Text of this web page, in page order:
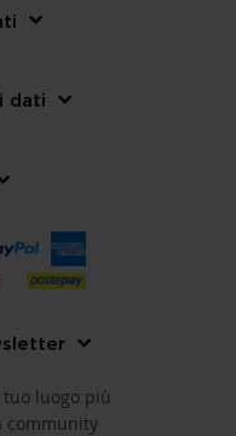
dati
luogo più
community